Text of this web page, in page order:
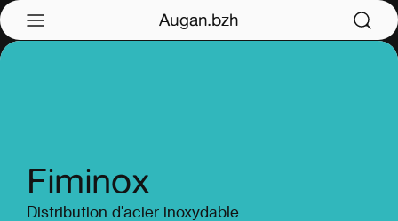
Augan.bzh
Fiminox
Distribution d'acier inoxydable